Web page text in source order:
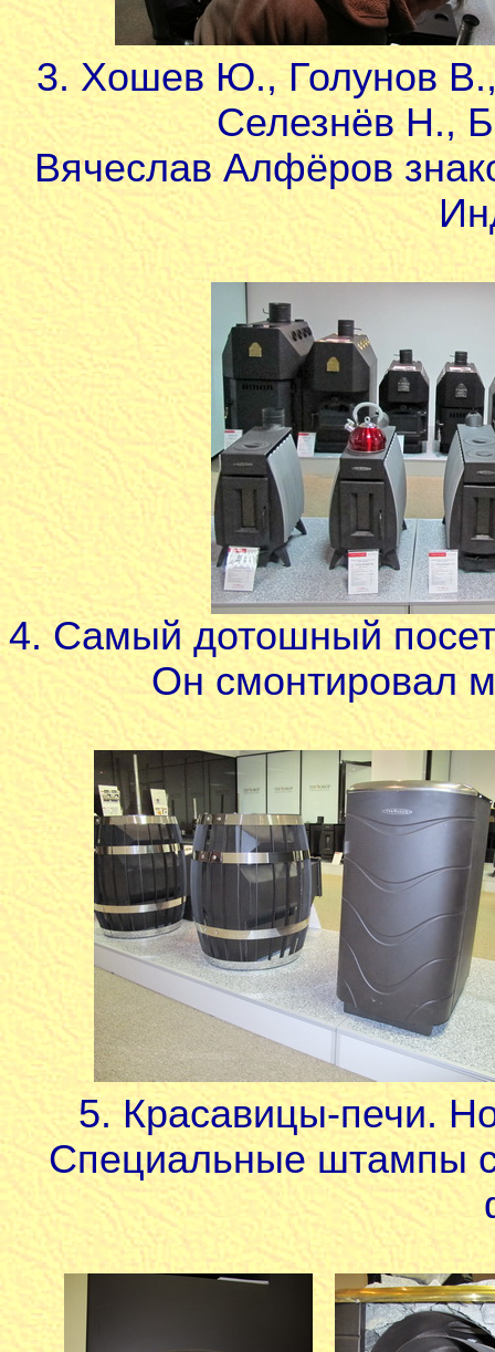
3. Хошев Ю., Голунов В.,
Селезнёв Н.,
Вячеслав Алфёров
4. Самый дотошный
Он смонтировал
5. Красавицы-печи.
Специальные штампы